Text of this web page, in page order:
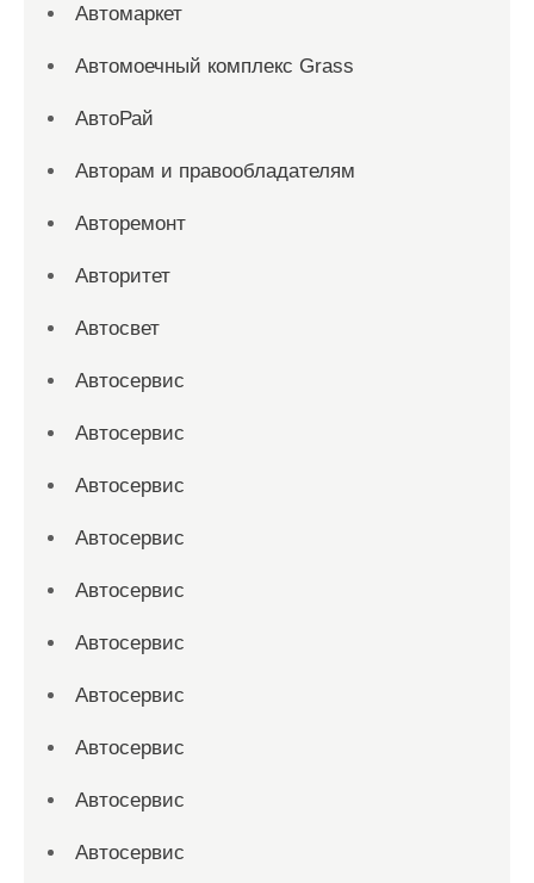
Автомаркет
Автомоечный комплекс Grass
АвтоРай
Авторам и правообладателям
Авторемонт
Авторитет
Автосвет
Автосервис
Автосервис
Автосервис
Автосервис
Автосервис
Автосервис
Автосервис
Автосервис
Автосервис
Автосервис